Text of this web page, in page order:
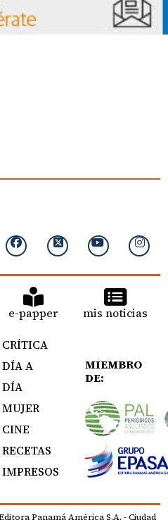
e-papper mis noticias
CRÍTICA
DÍA A
DÍA
MUJER
CINE
RECETAS
IMPRESOS
MIEMBRO
DE:
Panamá América S.A. - Ciudad